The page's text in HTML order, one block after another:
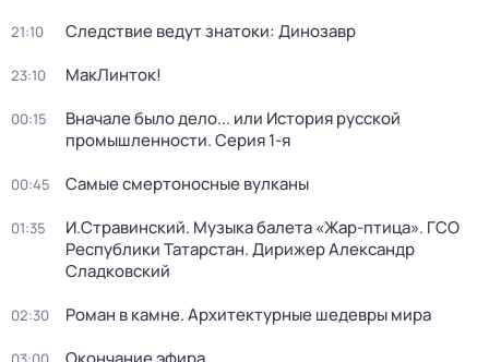
21:10 Следствие ведут знатоки: Динозавр
23:10 МакЛинток!
00:15
Вначале было дело... или История русской
промышленности. Серия 1-я
00:45 Самые смертоносные вулканы
01:35
И.Стравинский. Музыка балета «Жар-птица». ГСО
Республики Татарстан. Дирижер Александр
Сладковский
02:30 Роман в камне. Архитектурные шедевры мира